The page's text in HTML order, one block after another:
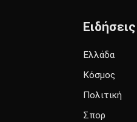
Ειδήσεις
Ελλάδα
Κόσμος
Πολιτική
Σπορ